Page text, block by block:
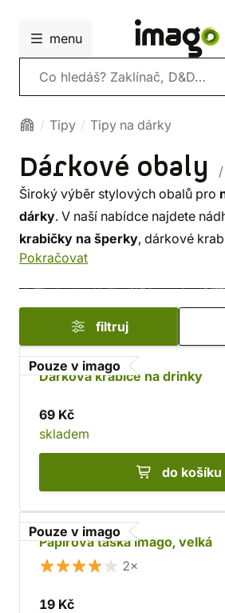
menu
Vyhledávání
Tipy Tipy na dárky
Dárkové obaly
Široký výběr stylových obalů pro
dárky. V naší nabídce najdete
krabičky na šperky, dárkové
dřevěné truhličky
s tematikouHarryho Pottera.
chybět ani vánoční
Pokračovat
filtruj
Pouze v imago
Dárková krabice na drinky
69 Kč
skladem
do košíku
Pouze v imago
Papírová taška imago, velká
2×
19 Kč